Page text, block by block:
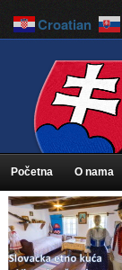
Početna O nama
Croatian